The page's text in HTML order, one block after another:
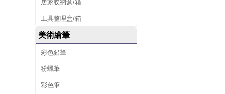
居家收納盒/箱
工具整理盒/箱
美術繪筆
彩色鉛筆
粉蠟筆
彩色筆